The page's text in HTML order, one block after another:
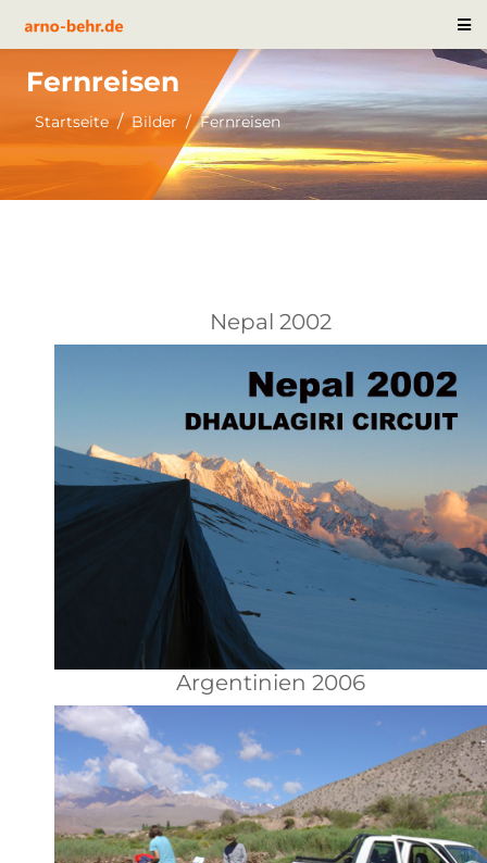
Fernreisen
Startseite Bilder Fernreisen
Nepal 2002
Argentinien 2006